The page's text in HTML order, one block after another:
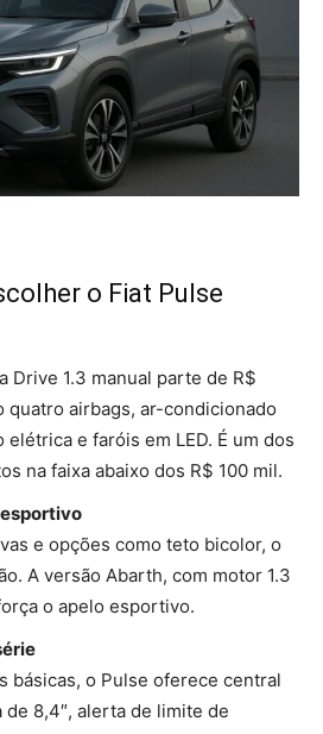
o Fiat Pulse
Drive 1.3 manual parte de R$
quatro airbags, ar-condicionado
e faróis em LED. É um dos
na faixa abaixo dos R$ 100 mil.
e opções como teto bicolor, o
A versão Abarth, com motor 1.3
o apelo esportivo.
básicas, o Pulse oferece central
8,4″, alerta de limite de